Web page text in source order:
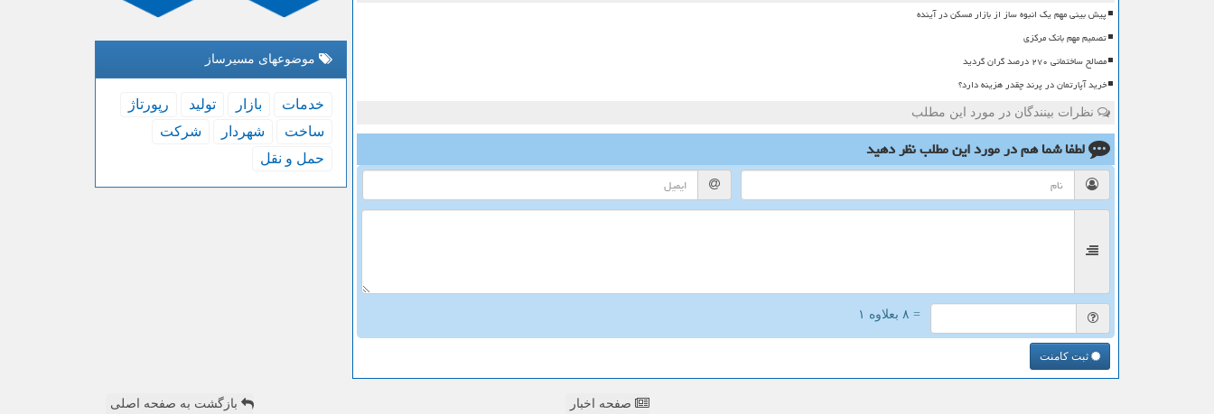
پیش بینی مهم یک انبوه ساز از بازار مسکن در آینده
تصمیم مهم بانک مرکزی
مصالح ساختمانی ۲۷۰ درصد گران گردید
خرید آپارتمان در پرند چقدر هزینه دارد؟
نظرات بینندگان در مورد این مطلب
لطفا شما همدر مورد این مطلبنظر دهید
= ۸ بعلاوه ۱
ثبت کامنت
موضوعهای مسیرساز
خدمات بازار تولید
رپورتاژ
ساخت
شهردار
شركت
حمل و نقل
صفحه اخبار بازگشت به صفحه اصلی